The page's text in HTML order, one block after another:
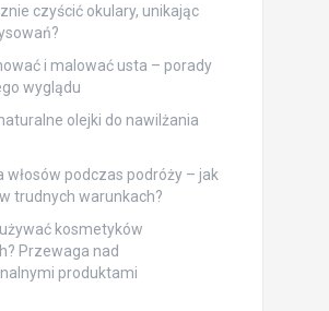
czyścić okulary, unikając
i malować usta – porady
wyglądu
olejki do nawilżania
włosów podczas podróży – jak
trudnych warunkach?
kosmetyków
Przewaga nad
produktami